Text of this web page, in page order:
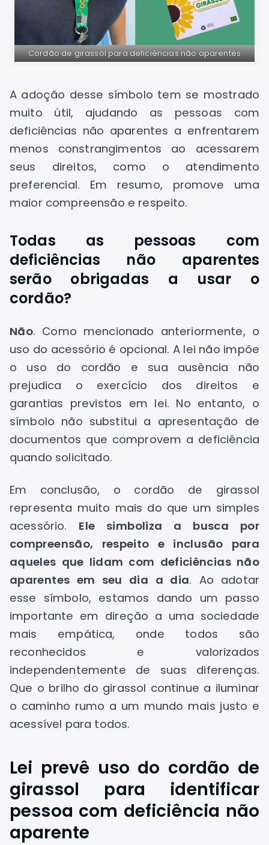
Cordão de girassol para deficiências não aparentes
A adoção desse símbolo tem se mostrado
muito útil, ajudando as pessoas com
deficiências não aparentes a enfrentarem
menos constrangimentos ao acessarem
seus direitos, como o atendimento
preferencial. Em resumo, promove uma
maior compreensão e respeito.
Todas as pessoas com
deficiências não aparentes
serão obrigadas a usar o
cordão?
Não. Como mencionado anteriormente, o
uso do acessório é opcional. A lei não impõe
o uso do cordão e sua ausência não
prejudica o exercício dos direitos e
garantias previstos em lei. No entanto, o
símbolo não substitui a apresentação de
documentos que comprovem a deficiência
quando solicitado.
Em conclusão, o cordão de girassol
representa muito mais do que um simples
acessório. Ele simboliza a busca por
compreensão, respeito e inclusão para
aqueles que lidam com deficiências não
aparentes em seu dia a dia. Ao adotar
esse símbolo, estamos dando um passo
importante em direção a uma sociedade
mais empática, onde todos são
reconhecidos e valorizados
independentemente de suas diferenças.
Que o brilho do girassol continue a iluminar
o caminho rumo a um mundo mais justo e
acessível para todos.
Lei prevê uso do cordão de
girassol para identificar
pessoa com deficiência não
aparente